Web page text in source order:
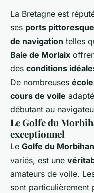
La Bretagne est
ses ports
de navigation telles
Baie de Morlaix
des conditions
De nombreuses
cours de voile
débutant au
Le Golfe du
exceptionnel
Le Golfe du Morbihan
variés, est une
amateurs de voile.
sont particulièrement